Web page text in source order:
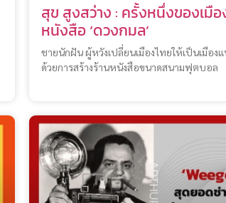
สุข สูงสว่าง : ครั้งหนึ่งของเมือ
หนังสือ ‘ดวงกมล’
ชายนักฝัน ผู้หวังเปลี่ยนเมืองไทยให้เป็นเมือง
ด้วยการสร้างร้านหนังสือขนาดสนามฟุตบอล